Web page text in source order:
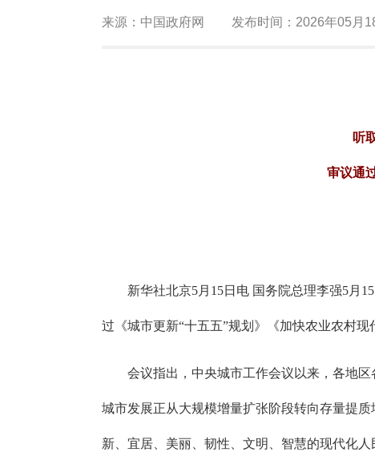
来源： 中国政府网 发布时间： 2026年05月
听
审议通
新华社北京5月15日电 国务院总理李强5月
过《城市更新“十五五”规划》《加快农业农村
会议指出，中央城市工作会议以来，各地
城市发展正从大规模增量扩张阶段转向存量提
新、宜居、美丽、韧性、文明、智慧的现代化